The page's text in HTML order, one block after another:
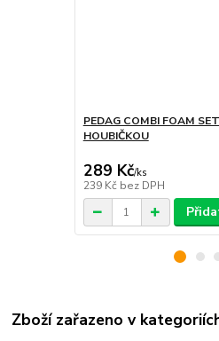
PEDAG COMBI FOAM
HOUBIČKOU
289 Kč/ks
239 Kč bez DPH
Zboží zařazeno v